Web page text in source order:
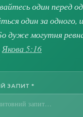
один перед
один за
дуже могутня
Якова 5:16
ЗАПИТ *